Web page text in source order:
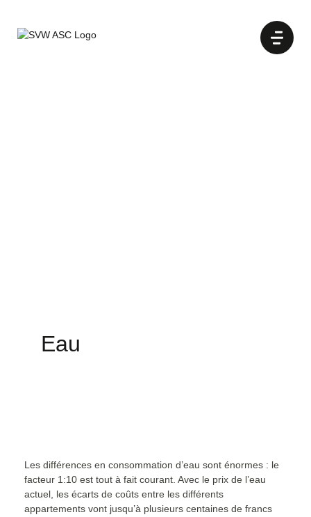
Eau
Les différences en consommation d’eau sont énormes : le
facteur 1:10 est tout à fait courant. Avec le prix de l’eau
actuel, les écarts de coûts entre les différents
appartements vont jusqu’à plusieurs centaines de francs